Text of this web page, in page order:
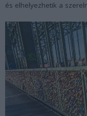
és elhelyezhetik a